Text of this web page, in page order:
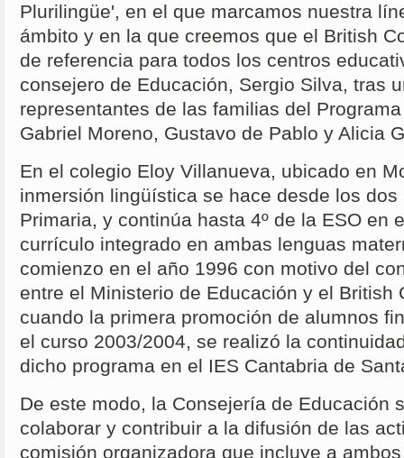
Plurilingüe', en el que marcamos nuestra
ámbito y en la que creemos que el British
de referencia para todos los centros
consejero de Educación, Sergio Silva, tras
representantes de las familias del
Gabriel Moreno, Gustavo de Pablo y Alicia
En el colegio Eloy Villanueva, ubicado en
inmersión lingüística se hace desde los dos
Primaria, y continúa hasta 4º de la ESO en
currículo integrado en ambas lenguas
comienzo en el año 1996 con motivo del
entre el Ministerio de Educación y el British
cuando la primera promoción de alumnos
el curso 2003/2004, se realizó la
dicho programa en el IES Cantabria de
De este modo, la Consejería de Educación
colaborar y contribuir a la difusión de las
comisión organizadora que incluye a